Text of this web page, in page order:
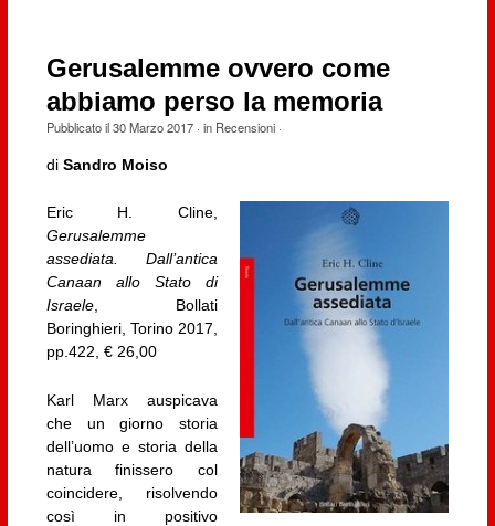
Gerusalemme ovvero come
abbiamo perso la memoria
Pubblicato il30 Marzo 2017· in Recensioni·
di Sandro Moiso
Eric H. Cline,
Gerusalemme
assediata. Dall’antica
Canaan allo Stato di
Israele, Bollati
Boringhieri, Torino 2017,
pp.422, € 26,00
Karl Marx auspicava
che un giorno storia
dell’uomo e storia della
natura finissero col
coincidere, risolvendo
così in positivo